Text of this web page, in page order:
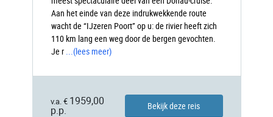
Aan het einde van deze indrukwekkende route
wacht de “IJzeren Poort” op u: de rivier heeft zich
110 km lang een weg door de bergen gevochten.
Je r ...(lees meer)
v.a. € 1959,00
p.p.
Bekijk deze reis